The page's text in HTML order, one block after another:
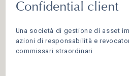
Confidential client
Una società di gestione di asset
azioni di responsabilità e
commissari straordinari